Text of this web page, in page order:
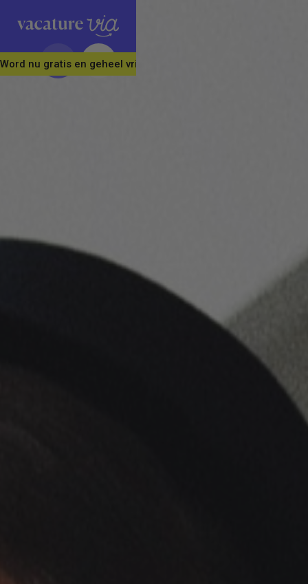
Word nu gratis en geheel vrijblijvend lid van ons Vacature Via